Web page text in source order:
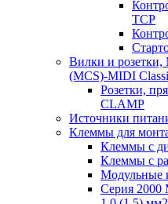
TCP
Вилки и розетки,
(MCS)-MIDI
Розетки,
CLAMP
Источники
Клеммы для
Клеммы с
Клеммы с
Модульные
Серия 2000